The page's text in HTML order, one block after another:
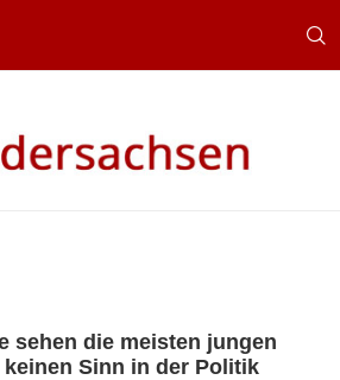
sehen die meisten jungen
keinen Sinn in der Politik